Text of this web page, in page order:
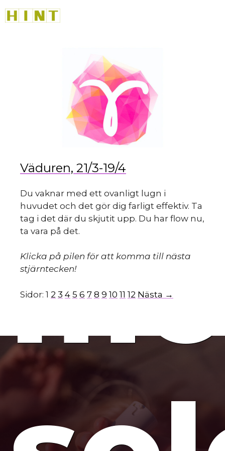
till
Väduren, 21/3-19/4
Du vaknar med ett ovanligt lugn i
huvudet och det gör dig farligt effektiv. Ta
tag i det där du skjutit upp. Du har flow nu,
ta vara på det.
Klicka på pilen för att komma till nästa
stjärntecken!
Sidor: 1 2 3 4 5 6 7 8 9 10 11 12 Nästa →